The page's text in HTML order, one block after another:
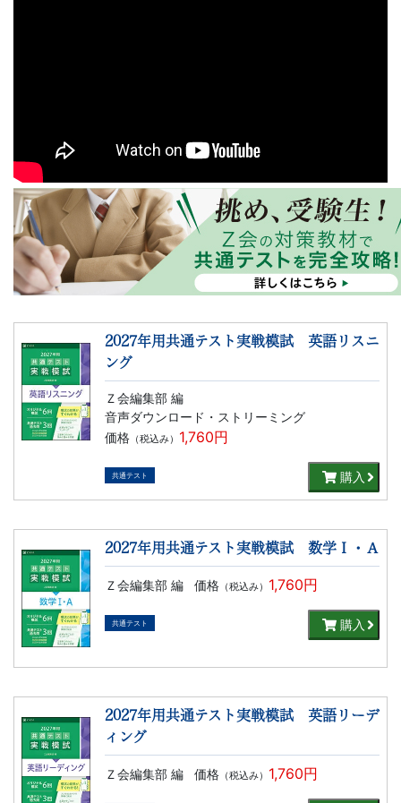
学
生
向
け
書
籍、
文
書
で
2027年用共通テスト実戦模試 英語リスニ
ング
Ｚ会編集部 編
音声ダウンロード・ストリーミング
価格（税込み） 1,760円
共通テスト 購入
2027年用共通テスト実戦模試 数学Ｉ・Ａ
Ｚ会編集部 編 価格（税込み） 1,760円
共通テスト 購入
2027年用共通テスト実戦模試 英語リーデ
ィング
Ｚ会編集部 編 価格（税込み） 1,760円